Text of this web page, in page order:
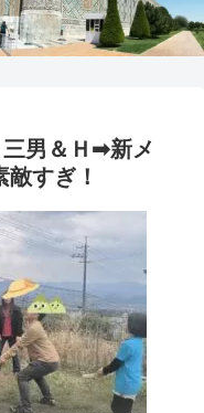
男＆Ｈ➡新メ
すぎ！